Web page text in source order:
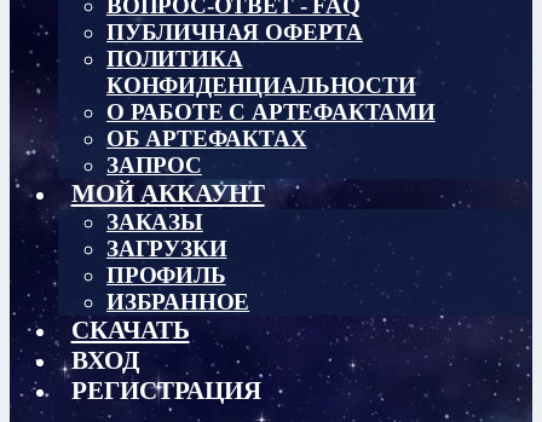
ПУБЛИЧНАЯ ОФЕРТА
ПОЛИТИКА
КОНФИДЕНЦИАЛЬНОСТИ
О РАБОТЕ С АРТЕФАКТАМИ
ОБ АРТЕФАКТАХ
ЗАПРОС
МОЙ АККАУНТ
ЗАКАЗЫ
ЗАГРУЗКИ
ПРОФИЛЬ
ИЗБРАННОЕ
СКАЧАТЬ
ВХОД
РЕГИСТРАЦИЯ